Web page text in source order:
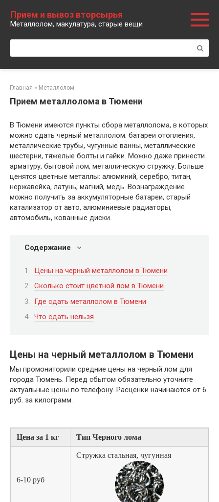
контенту
Прием и вывоз вторсырья
Металлолом, макулатура, старые вещи
Поиск:
Главная » Металлолом
Прием металлолома в Тюмени
В Тюмени имеются пункты сбора металлолома, в которых
можно сдать черный металлолом: батареи отопления,
металлические трубы, чугунные ванны, металлические
шестерни, тяжелые болты и гайки. Можно даже принести
арматуру, бытовой лом, металлическую стружку. Больше
ценятся цветные металлы: алюминий, серебро, титан,
нержавейка, латунь, магний, медь. Вознаграждение
можно получить за аккумуляторные батареи, старый
катализатор от авто, алюминиевые радиаторы,
автомобиль, кованные диски.
Содержание
Цены на черный металлолом в Тюмени
Сколько стоит цветной лом в Тюмени
Где сдать металлолом в Тюмени
Что сдать нельзя
Цены на черный металлолом в Тюмени
Мы промониторили средние цены на черный лом для
города Тюмень. Перед сбытом обязательно уточните
актуальные цены по телефону. Расценки начинаются от 6
руб. за килограмм.
Цена за 1 кг Тип Черного лома
6-10 руб
Стружка стальная, чугунная